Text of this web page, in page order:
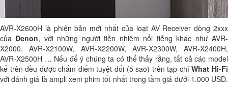
AVR-X2600H là phiên bản mới nhất của loạt AV Receiver dòng 2xxx
của Denon, với những người tiền nhiệm nổi tiếng khác như AVR-
X2000, AVR-X2100W, AVR-X2200W, AVR-X2300W, AVR-X2400H,
AVR-X2500H … Nếu để ý chúng ta có thể thấy rằng, tất cả các model
kể trên đều được chấm điểm tuyệt đối (5 sao) trên tạp chíWhat Hi-Fi
với đánh giá là ampli xem phim tốt nhất trong tầm giá dưới 1.000 USD.